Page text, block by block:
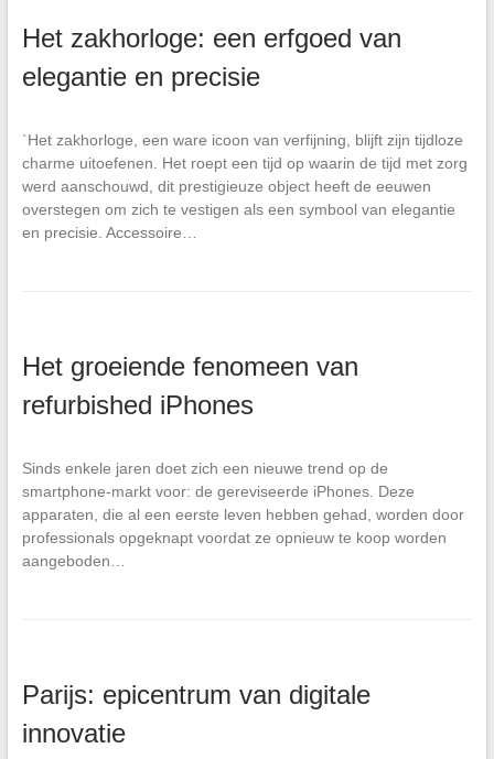
Het zakhorloge: een erfgoed van
elegantie en precisie
`Het zakhorloge, een ware icoon van verfijning, blijft zijn tijdloze
charme uitoefenen. Het roept een tijd op waarin de tijd met zorg
werd aanschouwd, dit prestigieuze object heeft de eeuwen
overstegen om zich te vestigen als een symbool van elegantie
en precisie. Accessoire…
Het groeiende fenomeen van
refurbished iPhones
Sinds enkele jaren doet zich een nieuwe trend op de
smartphone-markt voor: de gereviseerde iPhones. Deze
apparaten, die al een eerste leven hebben gehad, worden door
professionals opgeknapt voordat ze opnieuw te koop worden
aangeboden…
Parijs: epicentrum van digitale
innovatie